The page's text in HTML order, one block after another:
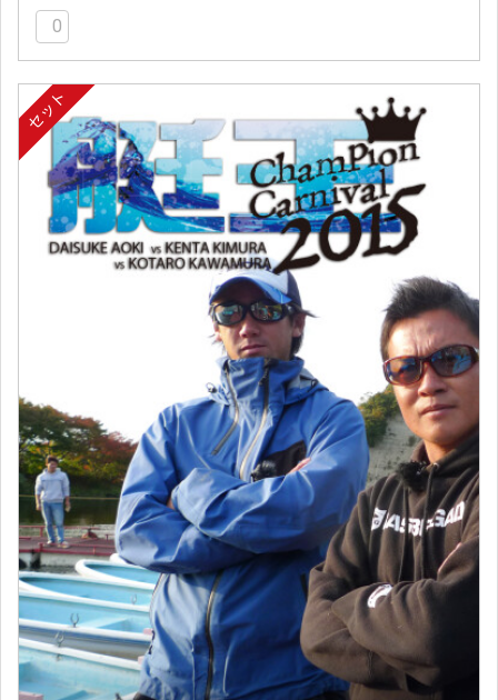
0
セット